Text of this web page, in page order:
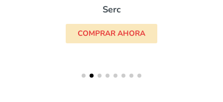
Serc
COMPRAR AHORA